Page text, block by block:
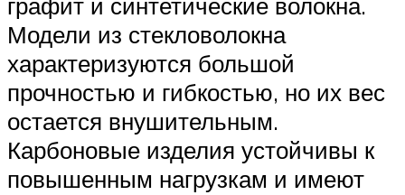
Модели из стекловолокна
характеризуются большой
прочностью и гибкостью, но их вес
остается внушительным.
Карбоновые изделия устойчивы к
повышенным нагрузкам и имеют